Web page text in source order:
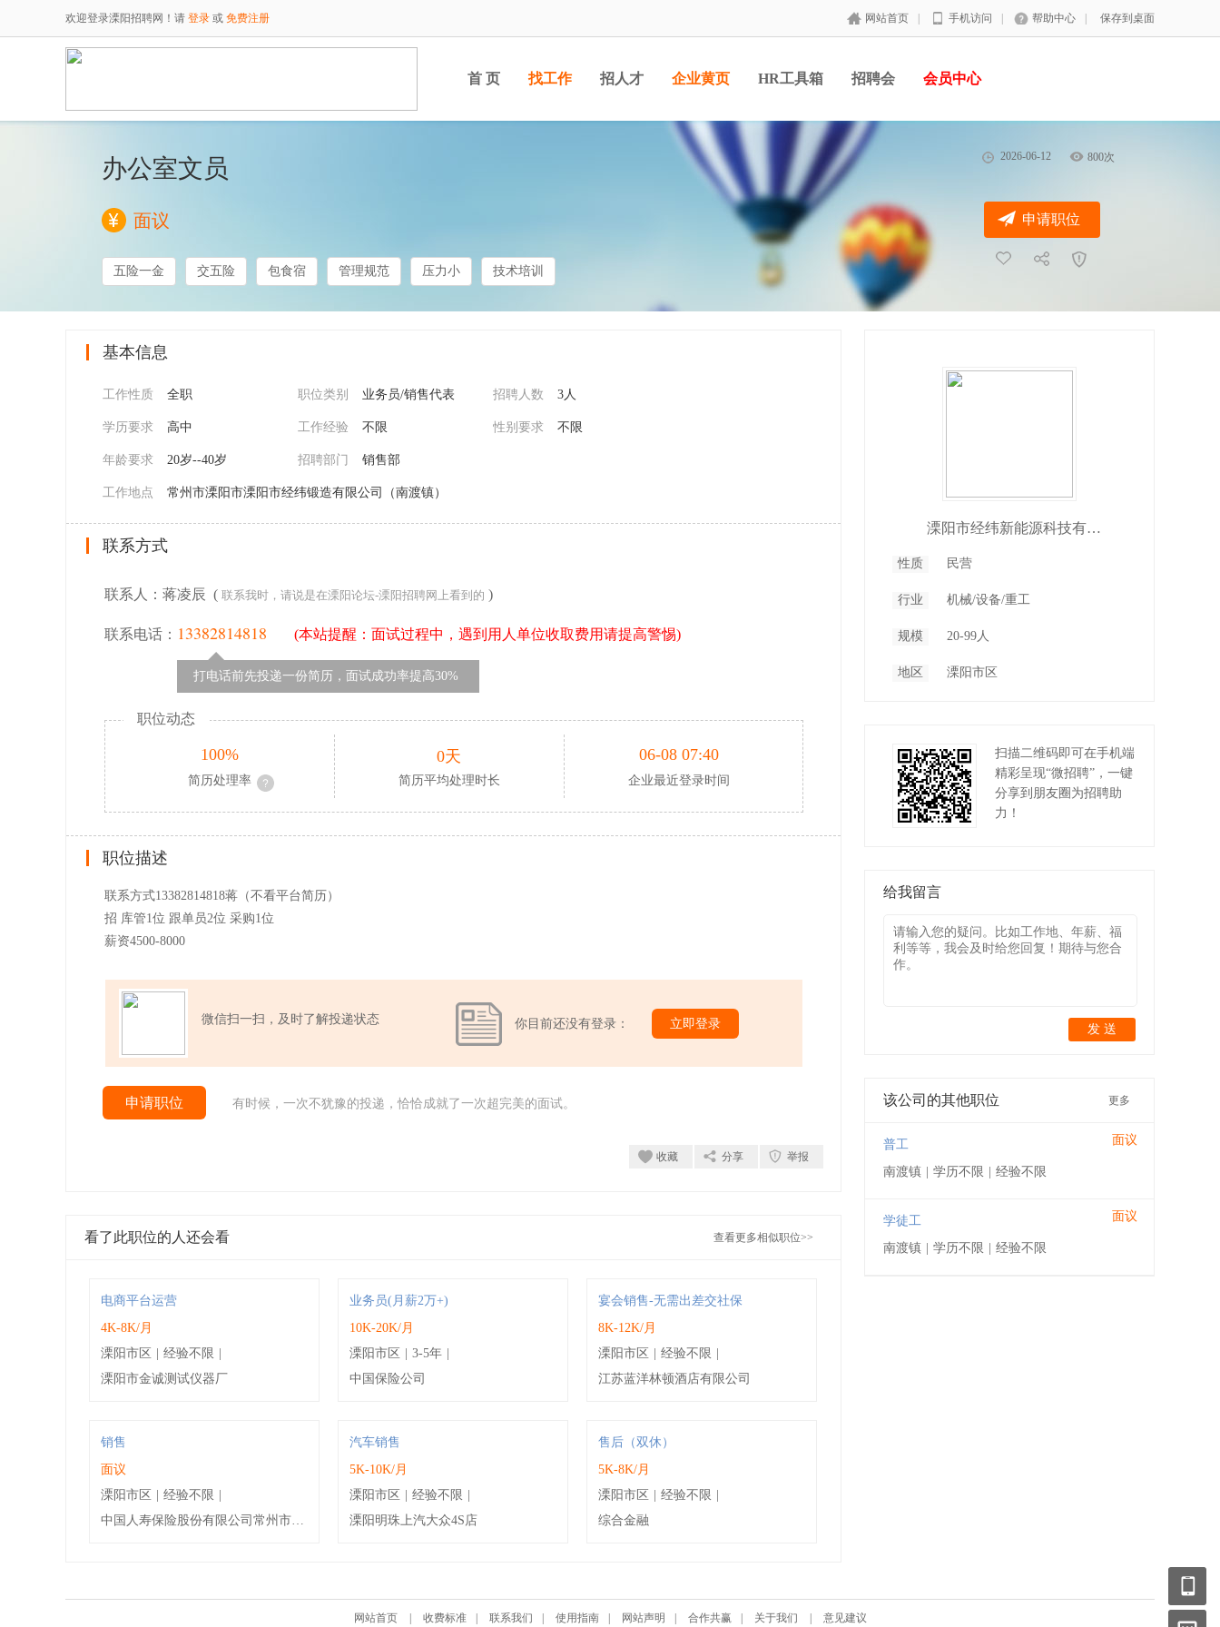
欢迎登录溧阳招聘网！请 登录 或 免费注册 网站首页 手机访问 帮助中心 保存到桌面
首 页 找工作 招人才 企业黄页 HR工具箱 招聘会 会员中心
2026-06-12 800次
办公室文员
面议
五险一金 交五险 包食宿 管理规范 压力小 技术培训
申请职位
基本信息
工作性质 全职 职位类别 业务员/销售代表 招聘人数 3人
学历要求 高中 工作经验 不限 性别要求 不限
年龄要求 20岁--40岁 招聘部门 销售部
工作地点 常州市溧阳市溧阳市经纬锻造有限公司（南渡镇）
联系方式
联系人：蒋凌辰 ( 联系我时，请说是在溧阳论坛-溧阳招聘网上看到的 )
联系电话： 13382814818 (本站提醒：面试过程中，遇到用人单位收取费用请提高警惕)
打电话前先投递一份简历，面试成功率提高30%
职位动态
100%
简历处理率
0天
简历平均处理时长
06-08 07:40
企业最近登录时间
职位描述
联系方式13382814818蒋（不看平台简历）
招 库管1位 跟单员2位 采购1位
薪资4500-8000
微信扫一扫，及时了解投递状态 你目前还没有登录： 立即登录
申请职位 有时候，一次不犹豫的投递，恰恰成就了一次超完美的面试。
收藏 分享 举报
看了此职位的人还会看 查看更多相似职位>>
电商平台运营
4K-8K/月
溧阳市区
经验不限
溧阳市金诚测试仪器厂
业务员(月薪2万+)
10K-20K/月
溧阳市区
3-5年
中国保险公司
宴会销售-无需出差交社保
8K-12K/月
溧阳市区
经验不限
江苏蓝洋林顿酒店有限公司
销售
面议
溧阳市区
经验不限
中国人寿保险股份有限公司常州市公司溧阳支公司
汽车销售
5K-10K/月
溧阳市区
经验不限
溧阳明珠上汽大众4S店
售后（双休）
5K-8K/月
溧阳市区
经验不限
综合金融
溧阳市经纬新能源科技有限公司
性质 民营
行业 机械/设备/重工
规模 20-99人
地区 溧阳市区
扫描二维码即可在手机端
精彩呈现“微招聘”，一键
分享到朋友圈为招聘助
力！
给我留言
发 送
该公司的其他职位 更多
普工 面议
南渡镇 学历不限 经验不限
学徒工 面议
南渡镇 学历不限 经验不限
网站首页 收费标准 联系我们 使用指南 网站声明 合作共赢 关于我们 意见建议